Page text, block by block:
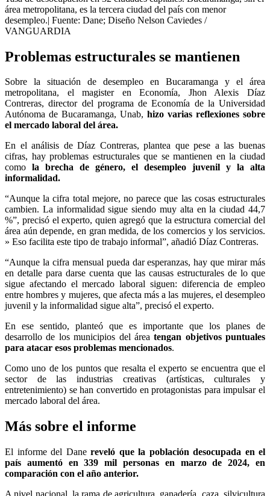
área metropolitana, es la tercera ciudad del país con menor
desempleo.| Fuente: Dane; Diseño Nelson Caviedes /
VANGUARDIA
Problemas estructurales se mantienen
Sobre la situación de desempleo en Bucaramanga y el área
metropolitana, el magister en Economía, Jhon Alexis Díaz
Contreras, director del programa de Economía de la Universidad
Autónoma de Bucaramanga, Unab, hizo varias reflexiones sobre
el mercado laboral del área.
En el análisis de Díaz Contreras, plantea que pese a las buenas
cifras, hay problemas estructurales que se mantienen en la ciudad
como la brecha de género, el desempleo juvenil y la alta
informalidad.
“Aunque la cifra total mejore, no parece que las cosas estructurales
cambien. La informalidad sigue siendo muy alta en la ciudad 44,7
%”, precisó el experto, quien agregó que la estructura comercial del
área aún depende, en gran medida, de los comercios y los servicios.
» Eso facilita este tipo de trabajo informal”, añadió Díaz Contreras.
“Aunque la cifra mensual pueda dar esperanzas, hay que mirar más
en detalle para darse cuenta que las causas estructurales de lo que
sigue afectando el mercado laboral siguen: diferencia de empleo
entre hombres y mujeres, que afecta más a las mujeres, el desempleo
juvenil y la informalidad sigue alta”, precisó el experto.
En ese sentido, planteó que es importante que los planes de
desarrollo de los municipios del áreatengan objetivos puntuales
para atacar esos problemas mencionados.
Como uno de los puntos que resalta el experto se encuentra que el
sector de las industrias creativas (artísticas, culturales y
entretenimiento) se han convertido en protagonistas para impulsar el
mercado laboral del área.
Más sobre el informe
El informe del Dane reveló que la población desocupada en el
país aumentó en 339 mil personas en marzo de 2024, en
comparación con el año anterior.